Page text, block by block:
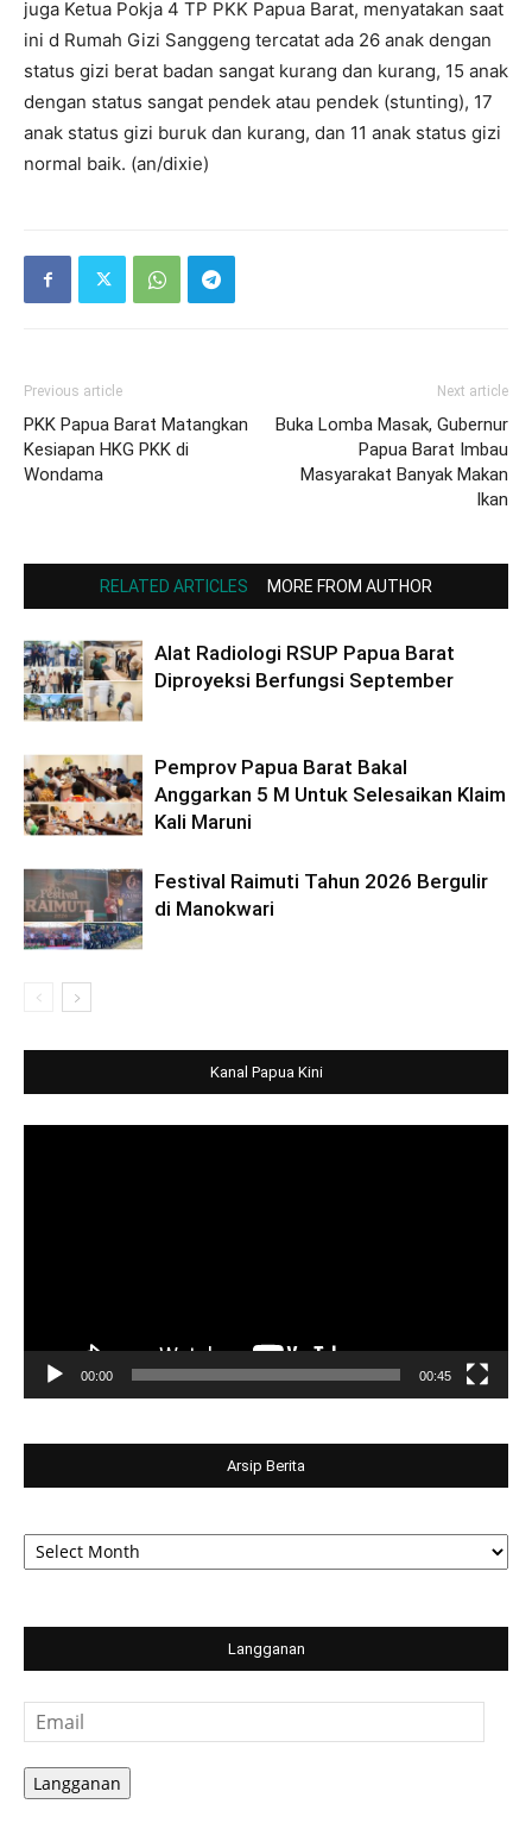
juga Ketua Pokja 4 TP PKK Papua Barat, menyatakan saat
ini d Rumah Gizi Sanggeng tercatat ada 26 anak dengan
status gizi berat badan sangat kurang dan kurang, 15 anak
dengan status sangat pendek atau pendek (stunting), 17
anak status gizi buruk dan kurang, dan 11 anak status gizi
normal baik. (an/dixie)
Previous article
PKK Papua Barat Matangkan
Kesiapan HKG PKK di
Wondama
Next article
Buka Lomba Masak, Gubernur
Papua Barat Imbau
Masyarakat Banyak Makan
Ikan
RELATED ARTICLES MORE FROM AUTHOR
Alat Radiologi RSUP Papua Barat
Diproyeksi Berfungsi September
Pemprov Papua Barat Bakal
Anggarkan 5 M Untuk Selesaikan Klaim
Kali Maruni
Festival Raimuti Tahun 2026 Bergulir
di Manokwari
Kanal Papua Kini
00:00 00:45
Arsip Berita
Arsip
Berita
Langganan
Email
Langganan